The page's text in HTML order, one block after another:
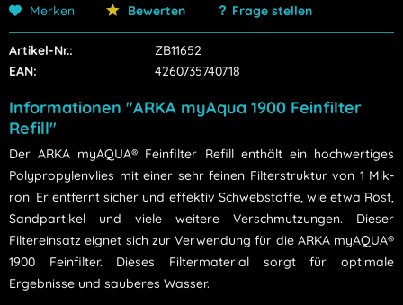
Merken Bewerten Frage stellen
Artikel-Nr.:
ZB11652
EAN:
4260735740718
Informationen "ARKA myAqua 1900 Feinfilter
Refill"
Der ARKA myAQUA® Feinfilter Refill enthält ein hochwertiges
Polypropylenvlies mit einer sehr feinen Filterstruktur von 1 Mik­
ron. Er entfernt sicher und effektiv Schwebstoffe, wie etwa Rost,
Sandpartikel und viele weitere Verschmutzungen. Dieser
Filtereinsatz eignet sich zur Verwendung für die ARKA myAQUA®
1900 Feinfilter. Dieses Filtermaterial sorgt für optimale
Ergebnisse und sauberes Wasser.